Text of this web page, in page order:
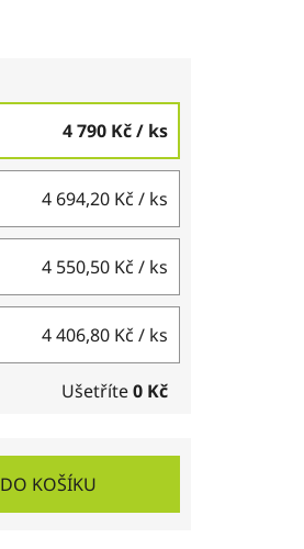
4 790 Kč/ ks
4 694,20 Kč / ks
4 550,50 Kč / ks
4 406,80 Kč / ks
Ušetříte0 Kč
DO KOŠÍKU